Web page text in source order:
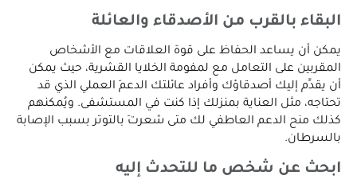
البقاء بالقرب من الأصدقاء والعائلة
يمكن أن يساعد الحفاظ على قوة العلاقات مع الأشخاص
المقربين على التعامل مع لمفومة الخلايا القشرية، حيث يمكن
أن يقدِّم إليك أصدقاؤك وأفراد عائلتك الدعمَ العملي الذي قد
تحتاجه، مثل العناية بمنزلك إذا كنت في المستشفى. ويُمكنهم
كذلك منح الدعم العاطفي لك متى شعرتَ بالتوتر بسبب الإصابة
بالسرطان.
ابحث عن شخص ما للتحدث إليه